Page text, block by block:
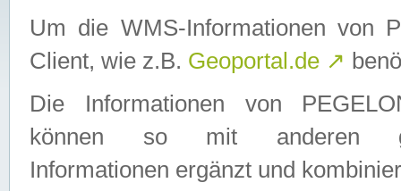
Um die WMS-Informationen von
Client, wie z.B. Geoportal.de ↗
Die Informationen von
können so mit anderen
Informationen ergänzt und